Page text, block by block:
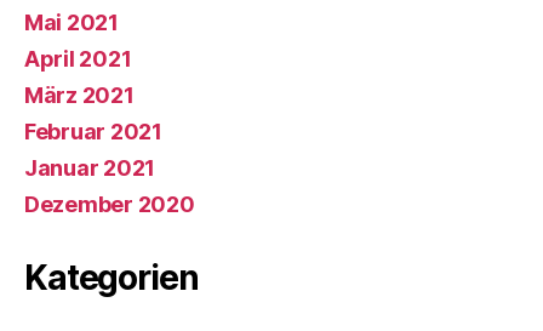
Mai 2021
April 2021
März 2021
Februar 2021
Januar 2021
Dezember 2020
Kategorien